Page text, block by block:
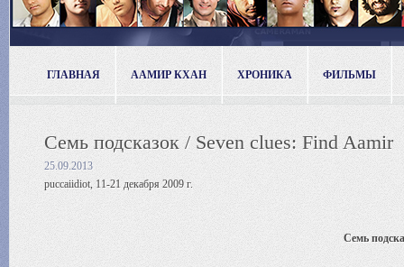
ГЛАВНАЯ ААМИР КХАН ХРОНИКА ФИЛЬМЫ
Семь подсказок / Seven clues: Find Aamir
25.09.2013
puccaiidiot, 11-21 декабря 2009 г.
Семь